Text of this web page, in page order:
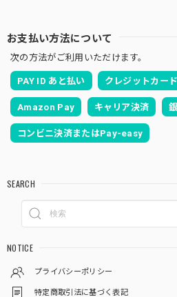
お支払い方法について
次の方法がご利用いただけます。
PAY ID あと払い クレジットカード
Amazon Pay キャリア決済
コンビニ決済またはPay-easy
SEARCH
NOTICE
プライバシーポリシー
特定商取引法に基づく表記